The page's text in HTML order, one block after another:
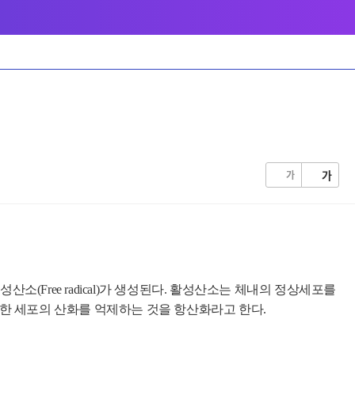
가 가
소(Free radical)가 생성된다. 활성산소는 체내의 정상세포를
세포의 산화를 억제하는 것을 항산화라고 한다.